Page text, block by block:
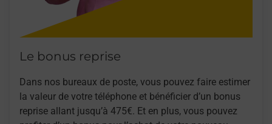
Le bonus reprise
Dans nos bureaux de poste, vous pouvez faire estimer
la valeur de votre téléphone et bénéficier d’un bonus
reprise allant jusqu’à 475€. Et en plus, vous pouvez